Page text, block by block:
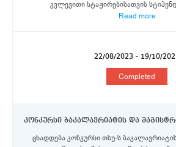
კვლევითი სტაჟირებისათვის
Read more
22/08/2023 - 19/10/
Completed
ცხადდება კონკურსი თსუ-ს